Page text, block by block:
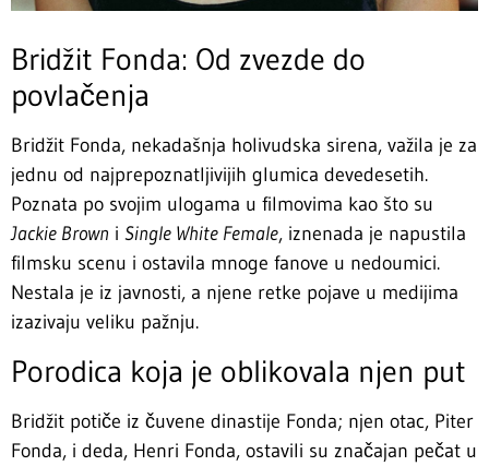
Bridžit Fonda: Od zvezde do
povlačenja
Bridžit Fonda, nekadašnja holivudska sirena, važila je za
jednu od najprepoznatljivijih glumica devedesetih.
Poznata po svojim ulogama u filmovima kao što su
Jackie Brown i Single White Female, iznenada je napustila
filmsku scenu i ostavila mnoge fanove u nedoumici.
Nestala je iz javnosti, a njene retke pojave u medijima
izazivaju veliku pažnju.
Porodica koja je oblikovala njen put
Bridžit potiče iz čuvene dinastije Fonda; njen otac, Piter
Fonda, i deda, Henri Fonda, ostavili su značajan pečat u